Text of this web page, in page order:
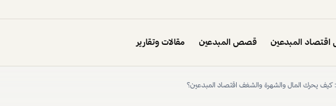
اقتصاد المبدعين قصص المبدعين مقالات وتقارير
كيف يحرك المال والشهرة والشغف اقتصاد المبدعين؟